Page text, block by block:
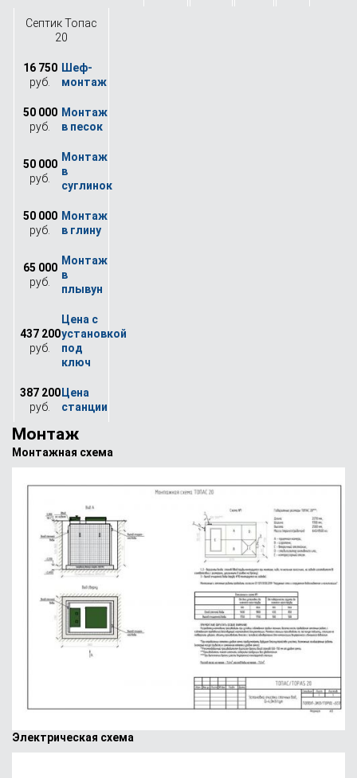
Септик Топас
20
16 750
руб.
50 000
руб.
50 000
руб.
50 000
руб.
65 000
руб.
437 200
руб.
387 200
руб.
Монтаж
Монтажная схема
Электрическая схема